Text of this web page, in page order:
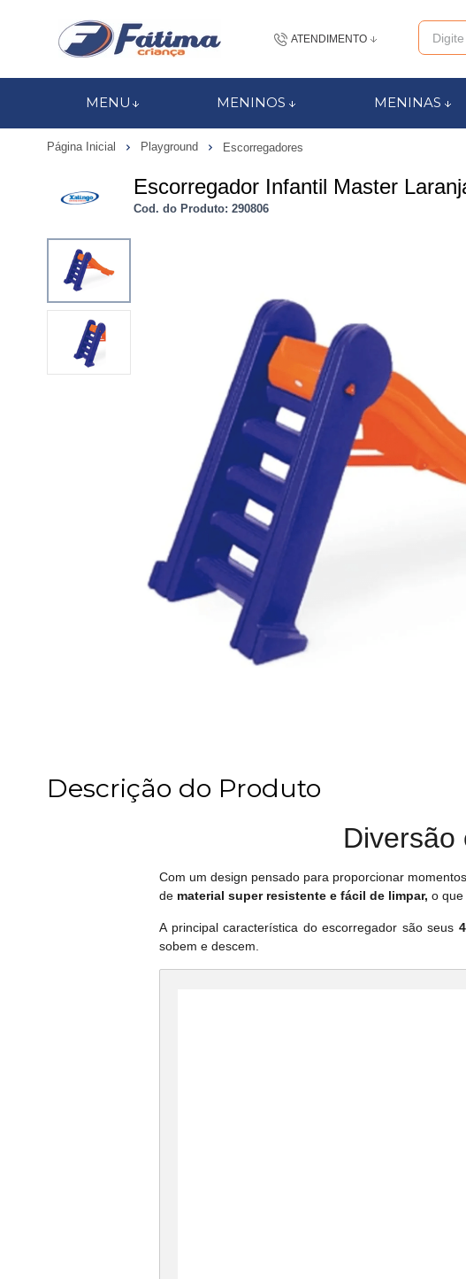
ATENDIMENTO
MENU MENINOS MENINAS
Página Inicial Playground Escorregadores
Escorregador Infantil Master
Cod. do Produto: 290806
Descrição do Produto
Diversão
Com um design pensado para proporcionar
de material super resistente e fácil de limpar, o que
A principal característica do escorregador são seus
sobem e descem.